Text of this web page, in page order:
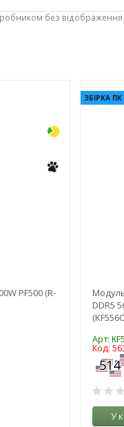
без відображення
PF500 (R-
ЗБІРКА
DDR5
Арт:
Код:
У